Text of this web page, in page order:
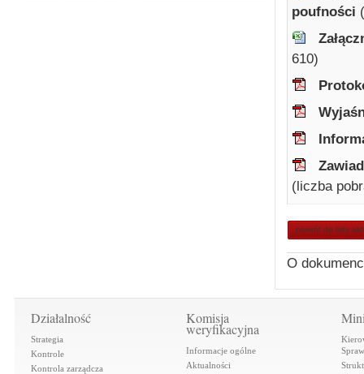
poufności
610)
(liczba
powrót do listy
O
Działalność
Strategia
Kontrole
Kontrola zarządcza
Komisja
weryfikacyjna
Informacje ogólne
Aktualności